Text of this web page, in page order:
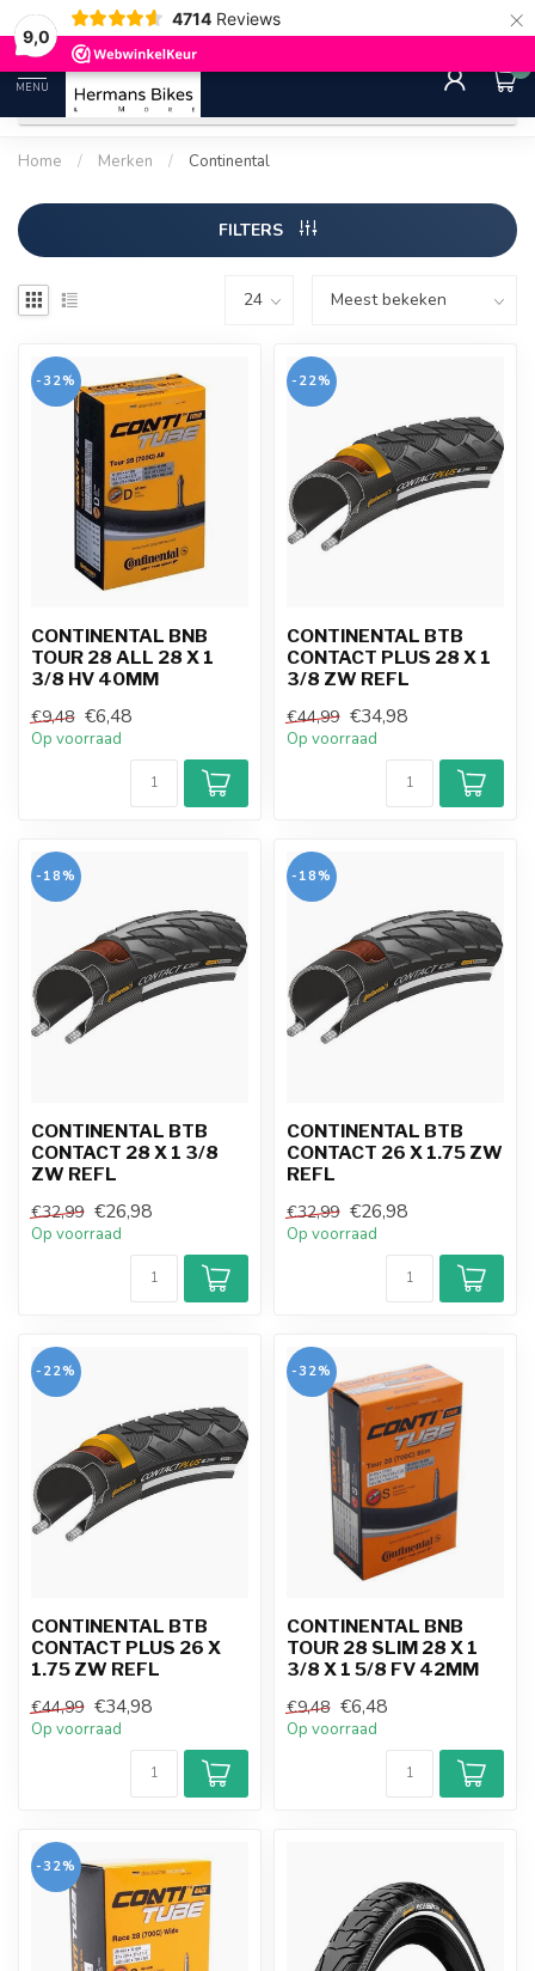
9,0
4714 Reviews ×
30 dagen bedenktijd Gratis
MENU
0
Home / Merken / Continental
FILTERS
-32%
CONTINENTAL BNB
TOUR 28 ALL 28 X 1
3/8 HV 40MM
€9,48 €6,48
Op voorraad
-22%
CONTINENTAL BTB
CONTACT PLUS 28 X 1
3/8 ZW REFL
€44,99 €34,98
Op voorraad
-18%
CONTINENTAL BTB
CONTACT 28 X 1 3/8
ZW REFL
€32,99 €26,98
Op voorraad
-18%
CONTINENTAL BTB
CONTACT 26 X 1.75 ZW
REFL
€32,99 €26,98
Op voorraad
-22%
CONTINENTAL BTB
CONTACT PLUS 26 X
1.75 ZW REFL
€44,99 €34,98
Op voorraad
-32%
CONTINENTAL BNB
TOUR 28 SLIM 28 X 1
3/8 X 1 5/8 FV 42MM
€9,48 €6,48
Op voorraad
-32%